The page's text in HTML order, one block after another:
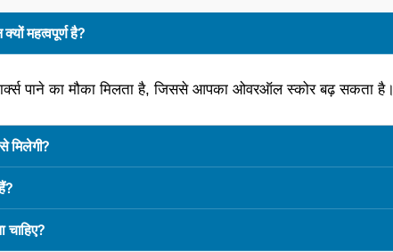
महत्वपूर्ण है?
पाने का मौका मिलता है, जिससे आपका ओवरऑल स्कोर बढ़ सकता है।
मिलेगी?
चाहिए?